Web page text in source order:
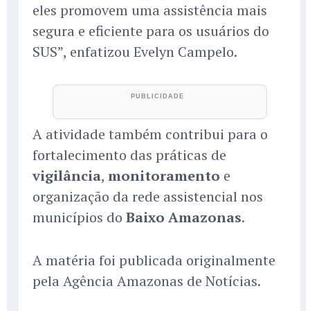
eles promovem uma assistência mais
segura e eficiente para os usuários do
SUS”, enfatizou Evelyn Campelo.
A atividade também contribui para o
fortalecimento das práticas de
vigilância, monitoramento e
organização da rede assistencial nos
municípios do Baixo Amazonas.
A matéria foi publicada originalmente
pela Agência Amazonas de Notícias.